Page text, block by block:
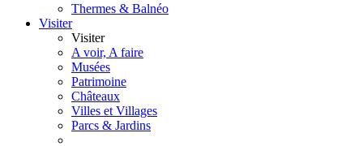
Thermes & Balnéo
Visiter
Visiter
A voir, A faire
Musées
Patrimoine
Châteaux
Villes et Villages
Parcs & Jardins